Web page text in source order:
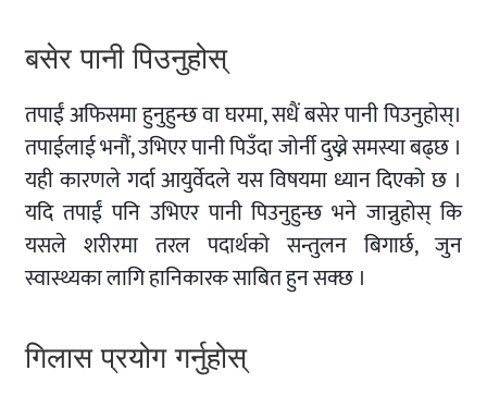
बसेर पानी पिउनुहोस्
तपाईं अफिसमा हुनुहुन्छ वा घरमा, सधैं बसेर पानी पिउनुहोस्।
तपाईलाई भनौं, उभिएर पानी पिउँदा जोर्नी दुख्ने समस्या बढ्छ ।
यही कारणले गर्दा आयुर्वेदले यस विषयमा ध्यान दिएको छ ।
यदि तपाईं पनि उभिएर पानी पिउनुहुन्छ भने जान्नुहोस् कि
यसले शरीरमा तरल पदार्थको सन्तुलन बिगार्छ, जुन
स्वास्थ्यका लागि हानिकारक साबित हुन सक्छ ।
गिलास प्रयोग गर्नुहोस्